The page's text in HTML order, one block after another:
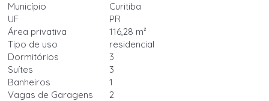
Município
Curitiba
UF
PR
Área privativa
116,28 m²
Tipo de uso
residencial
Dormitórios
3
Suítes
3
Banheiros
1
Vagas de Garagens
2